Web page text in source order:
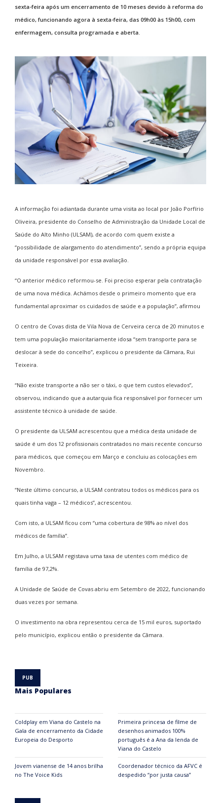
sexta-feira após um encerramento de 10 meses devido à reforma do
médico, funcionando agora à sexta-feira, das 09h00 às 15h00, com
enfermagem, consulta programada e aberta.
A informação foi adiantada durante uma visita ao local por João Porfírio
Oliveira, presidente do Conselho de Administração da Unidade Local de
Saúde do Alto Minho (ULSAM), de acordo com quem existe a
“possibilidade de alargamento do atendimento”, sendo a própria equipa
da unidade responsável por essa avaliação.
“O anterior médico reformou-se. Foi preciso esperar pela contratação
de uma nova médica. Achámos desde o primeiro momento que era
fundamental aproximar os cuidados de saúde e a população”, afirmou
O centro de Covas dista de Vila Nova de Cerveira cerca de 20 minutos e
tem uma população maioritariamente idosa “sem transporte para se
deslocar à sede do concelho”, explicou o presidente da Câmara, Rui
Teixeira.
“Não existe transporte a não ser o táxi, o que tem custos elevados”,
observou, indicando que a autarquia fica responsável por fornecer um
assistente técnico à unidade de saúde.
O presidente da ULSAM acrescentou que a médica desta unidade de
saúde é um dos 12 profissionais contratados no mais recente concurso
para médicos, que começou em Março e concluiu as colocações em
Novembro.
“Neste último concurso, a ULSAM contratou todos os médicos para os
quais tinha vaga – 12 médicos”, acrescentou.
Com isto, a ULSAM ficou com “uma cobertura de 98% ao nível dos
médicos de família”.
Em Julho, a ULSAM registava uma taxa de utentes com médico de
família de 97,2%.
A Unidade de Saúde de Covas abriu em Setembro de 2022, funcionando
duas vezes por semana.
O investimento na obra representou cerca de 15 mil euros, suportado
pelo município, explicou então o presidente da Câmara.
Mais Populares
Coldplay em Viana do Castelo na
Gala de encerramento da Cidade
Europeia do Desporto
Primeira princesa de filme de
desenhos animados 100%
português é a Ana da lenda de
Viana do Castelo
Jovem vianense de 14 anos brilha
no The Voice Kids
Coordenador técnico da AFVC é
despedido “por justa causa”